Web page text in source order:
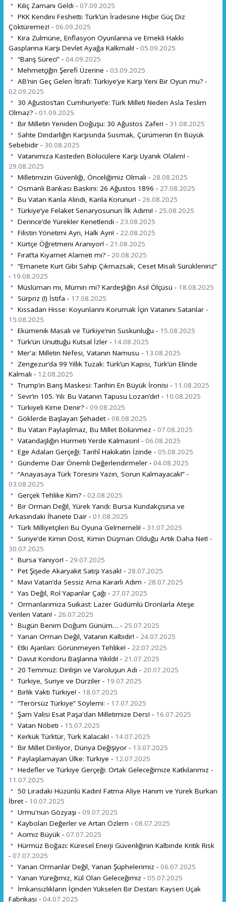
Kılıç Zamanı Geldi - 07.09.2025
PKK Kendini Feshetti: Türk’ün İradesine Hiçbir Güç Diz
Çöktüremez! - 06.09.2025
Kira Zulmüne, Enflasyon Oyunlarına ve Emekli Hakkı
Gasplarına Karşı Devlet Ayağa Kalkmalı! - 05.09.2025
“Barış Süreci” - 04.09.2025
Mehmetçiğin Şerefi Üzerine - 03.09.2025
AB’nin Geç Gelen İtirafı: Türkiye’ye Karşı Yeni Bir Oyun mu? -
02.09.2025
30 Ağustos’tan Cumhuriyet’e: Türk Milleti Neden Asla Teslim
Olmaz? - 01.09.2025
Bir Milletin Yeniden Doğuşu: 30 Ağustos Zaferi - 31.08.2025
Sahte Dindarlığın Karşısında Susmak, Çürümenin En Büyük
Sebebidir - 30.08.2025
Vatanımıza Kasteden Bölücülere Karşı Uyanık Olalım! -
29.08.2025
Milletimizin Güvenliği, Önceliğimiz Olmalı - 28.08.2025
Osmanlı Bankası Baskını: 26 Ağustos 1896 - 27.08.2025
Bu Vatan Kanla Alındı, Kanla Korunur! - 26.08.2025
Türkiye’ye Felaket Senaryosunun İlk Adımı! - 25.08.2025
Derince’de Yürekler Kenetlendi - 23.08.2025
Filistin Yönetimi Ayrı, Halk Ayrı! - 22.08.2025
Kürtçe Öğretmeni Aranıyor! - 21.08.2025
Fırat’ta Kıyamet Alameti mi? - 20.08.2025
“Emanete Kurt Gibi Sahip Çıkmazsak, Ceset Misali Sürükleniriz”
- 19.08.2025
Müslüman mı, Mümin mi? Kardeşliğin Asıl Ölçüsü - 18.08.2025
Sürpriz (!) İstifa - 17.08.2025
Kıssadan Hisse: Koyunlarını Korumak İçin Vatanını Satanlar -
15.08.2025
Ekümenik Masalı ve Türkiye’nin Suskunluğu - 15.08.2025
Türk’ün Unuttuğu Kutsal İzler - 14.08.2025
Mer'a: Milletin Nefesi, Vatanın Namusu - 13.08.2025
Zengezur’da 99 Yıllık Tuzak: Türk’ün Kapısı, Türk’ün Elinde
Kalmalı - 12.08.2025
Trump’ın Barış Maskesi: Tarihin En Büyük İronisi - 11.08.2025
Sevr’in 105. Yılı: Bu Vatanın Tapusu Lozan’dır! - 10.08.2025
Türkiyeli Kime Denir? - 09.08.2025
Göklerde Başlayan Şehadet - 08.08.2025
Bu Vatan Paylaşılmaz, Bu Millet Bölünmez - 07.08.2025
Vatandaşlığın Hürmeti Yerde Kalmasın! - 06.08.2025
Ege Adaları Gerçeği: Tarihî Hakikatin İzinde - 05.08.2025
Gündeme Dair Önemli Değerlendirmeler - 04.08.2025
“Anayasaya Türk Töresini Yazın, Sorun Kalmayacak!” -
03.08.2025
Gerçek Tehlike Kim? - 02.08.2025
Bir Orman Değil, Yürek Yandı: Bursa Kundakçısına ve
Arkasındaki İhanete Dair - 01.08.2025
Türk Milliyetçileri Bu Oyuna Gelmemeli! - 31.07.2025
Suriye’de Kimin Dost, Kimin Düşman Olduğu Artık Daha Net! -
30.07.2025
Bursa Yanıyor! - 29.07.2025
Pet Şişede Akaryakıt Satışı Yasak! - 28.07.2025
Mavi Vatan’da Sessiz Ama Kararlı Adım - 28.07.2025
Yas Değil, Rol Yapanlar Çağı - 27.07.2025
Ormanlarımıza Suikast: Lazer Güdümlü Dronlarla Ateşe
Verilen Vatan! - 26.07.2025
Bugün Benim Doğum Günüm… - 25.07.2025
Yanan Orman Değil, Vatanın Kalbidir! - 24.07.2025
Etki Ajanları: Görünmeyen Tehlike! - 22.07.2025
Davut Koridoru Başlarına Yıkıldı! - 21.07.2025
20 Temmuz: Dirilişin ve Varoluşun Adı - 20.07.2025
Türkiye, Suriye ve Dürziler - 19.07.2025
Birlik Vakti Türkiye! - 18.07.2025
“Terörsüz Türkiye” Söylemi: - 17.07.2025
Şam Valisi Esat Paşa'dan Milletimize Ders! - 16.07.2025
Vatan Nöbeti - 15.07.2025
Kerkük Türktür, Türk Kalacak! - 14.07.2025
Bir Millet Diriliyor, Dünya Değişiyor - 13.07.2025
Paylaşılamayan Ülke: Türkiye - 12.07.2025
Hedefler ve Türkiye Gerçeği: Ortak Geleceğimize Katkılarımız -
11.07.2025
50 Liradaki Hüzünlü Kadın! Fatma Aliye Hanım ve Yürek Burkan
İbret - 10.07.2025
Urmu'nun Gözyaşı - 09.07.2025
Kaybolan Değerler ve Artan Özlem - 08.07.2025
Acımız Büyük - 07.07.2025
Hürmüz Boğazı: Küresel Enerji Güvenliğinin Kalbinde Kritik Risk
- 07.07.2025
Yanan Ormanlar Değil, Yanan Şüphelerimiz - 06.07.2025
Yanan Yüreğimiz, Kül Olan Geleceğimiz - 05.07.2025
İmkansızlıkların İçinden Yükselen Bir Destan: Kayseri Uçak
Fabrikası - 04.07.2025